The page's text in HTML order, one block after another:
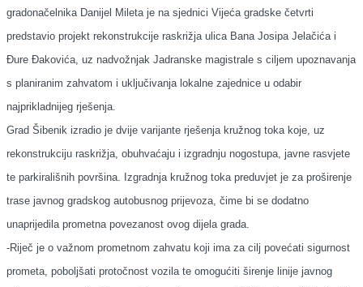
gradonačelnika Danijel Mileta je na sjednici Vijeća gradske četvrti
predstavio projekt rekonstrukcije raskrižja ulica Bana Josipa Jelačića i
Đure Đakovića, uz nadvožnjak Jadranske magistrale s ciljem upoznavanja
s planiranim zahvatom i uključivanja lokalne zajednice u odabir
najprikladnijeg rješenja.
Grad Šibenik izradio je dvije varijante rješenja kružnog toka koje, uz
rekonstrukciju raskrižja, obuhvaćaju i izgradnju nogostupa, javne rasvjete
te parkirališnih površina. Izgradnja kružnog toka preduvjet je za proširenje
trase javnog gradskog autobusnog prijevoza, čime bi se dodatno
unaprijedila prometna povezanost ovog dijela grada.
-Riječ je o važnom prometnom zahvatu koji ima za cilj povećati sigurnost
prometa, poboljšati protočnost vozila te omogućiti širenje linije javnog